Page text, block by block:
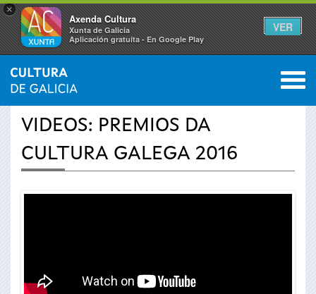
×
Axenda Cultura
Xunta de Galicia
Aplicación gratuíta - En Google Play
VER
Vostede
aquí
INICIO › ACTUALIDADE 0
VIDEOS: PREMIOS DA
CULTURA GALEGA 2016